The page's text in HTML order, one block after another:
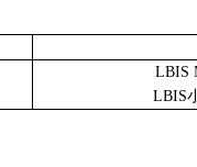
LBIS
LBIS